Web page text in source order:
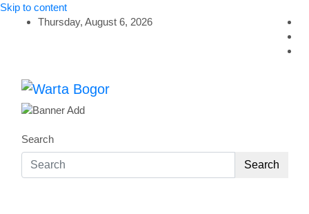
Skip to content
Thursday, August 6, 2026
Warta Bogor
Objektif & Rasional
Search
Search